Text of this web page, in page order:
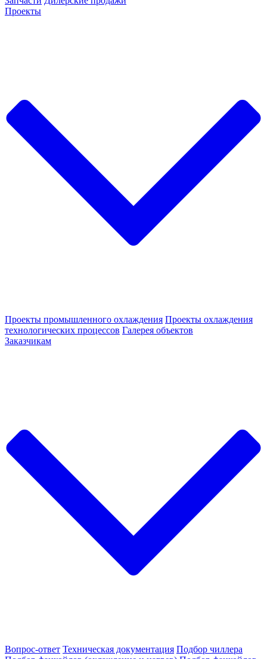
Проекты
Проекты промышленного охлаждения Проекты охлаждения
технологических процессов Галерея объектов
Заказчикам
Вопрос-ответ Техническая документация Подбор чиллера